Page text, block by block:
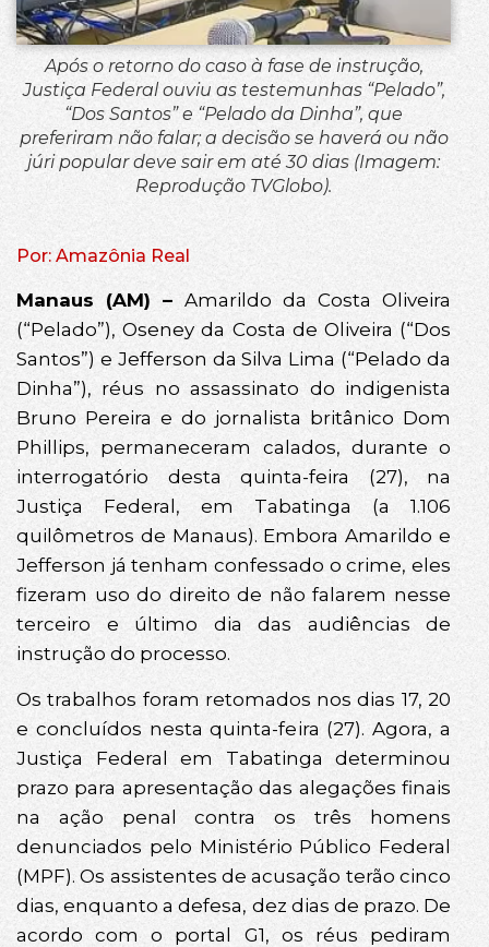
Após o retorno do caso à fase de instrução,
Justiça Federal ouviu as testemunhas “Pelado”,
“Dos Santos” e “Pelado da Dinha”, que
preferiram não falar; a decisão se haverá ou não
júri popular deve sair em até 30 dias (Imagem:
Reprodução TVGlobo).
Por: Amazônia Real
Manaus (AM) – Amarildo da Costa Oliveira
(“Pelado”), Oseney da Costa de Oliveira (“Dos
Santos”) e Jefferson da Silva Lima (“Pelado da
Dinha”), réus no assassinato do indigenista
Bruno Pereira e do jornalista britânico Dom
Phillips, permaneceram calados, durante o
interrogatório desta quinta-feira (27), na
Justiça Federal, em Tabatinga (a 1.106
quilômetros de Manaus). Embora Amarildo e
Jefferson já tenham confessado o crime, eles
fizeram uso do direito de não falarem nesse
terceiro e último dia das audiências de
instrução do processo.
Os trabalhos foram retomados nos dias 17, 20
e concluídos nesta quinta-feira (27). Agora, a
Justiça Federal em Tabatinga determinou
prazo para apresentação das alegações finais
na ação penal contra os três homens
denunciados pelo Ministério Público Federal
(MPF). Os assistentes de acusação terão cinco
dias, enquanto a defesa, dez dias de prazo. De
acordo com o portal G1, os réus pediram